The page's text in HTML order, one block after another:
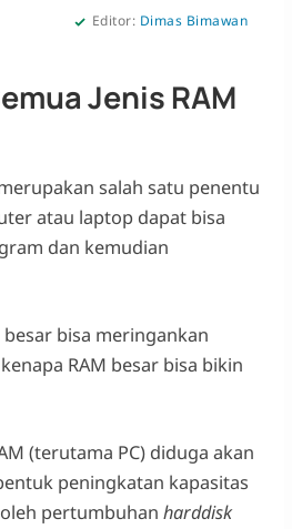
Editor: Dimas Bimawan
Jenis RAM
salah satu penentu
atau laptop dapat bisa
dan kemudian
bisa meringankan
RAM besar bisa bikin
(terutama PC) diduga akan
peningkatan kapasitas
pertumbuhan harddisk